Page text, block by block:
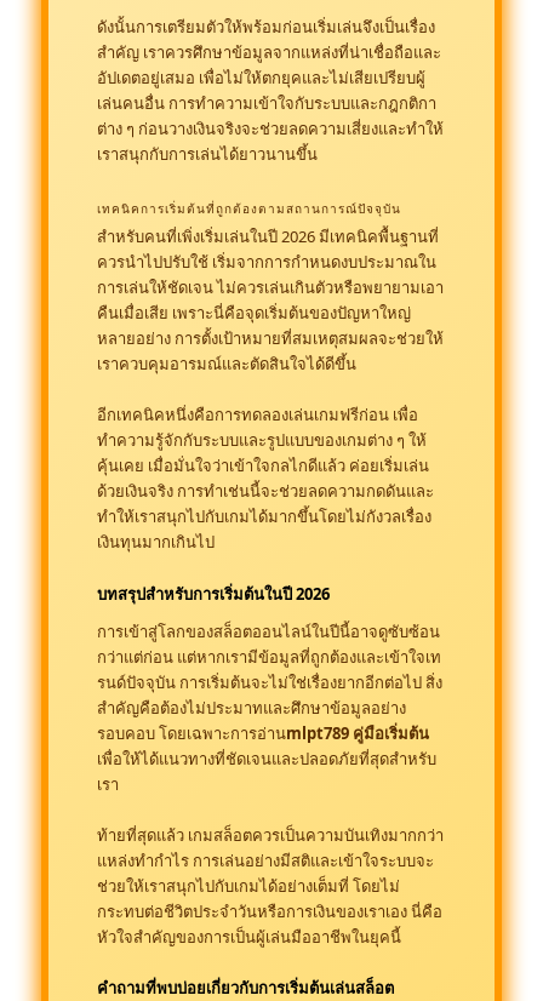
ดังนั้นการเตรียมตัวให้พร้อมก่อนเริ่มเล่นจึงเป็นเรื่อง
สำคัญ เราควรศึกษาข้อมูลจากแหล่งที่น่าเชื่อถือและ
อัปเดตอยู่เสมอ เพื่อไม่ให้ตกยุคและไม่เสียเปรียบผู้
เล่นคนอื่น การทำความเข้าใจกับระบบและกฎกติกา
ต่าง ๆ ก่อนวางเงินจริงจะช่วยลดความเสี่ยงและทำให้
เราสนุกกับการเล่นได้ยาวนานขึ้น
เทคนิคการเริ่มต้นที่ถูกต้องตามสถานการณ์ปัจจุบัน
สำหรับคนที่เพิ่งเริ่มเล่นในปี 2026 มีเทคนิคพื้นฐานที่
ควรนำไปปรับใช้ เริ่มจากการกำหนดงบประมาณใน
การเล่นให้ชัดเจน ไม่ควรเล่นเกินตัวหรือพยายามเอา
คืนเมื่อเสีย เพราะนี่คือจุดเริ่มต้นของปัญหาใหญ่
หลายอย่าง การตั้งเป้าหมายที่สมเหตุสมผลจะช่วยให้
เราควบคุมอารมณ์และตัดสินใจได้ดีขึ้น
อีกเทคนิคหนึ่งคือการทดลองเล่นเกมฟรีก่อน เพื่อ
ทำความรู้จักกับระบบและรูปแบบของเกมต่าง ๆ ให้
คุ้นเคย เมื่อมั่นใจว่าเข้าใจกลไกดีแล้ว ค่อยเริ่มเล่น
ด้วยเงินจริง การทำเช่นนี้จะช่วยลดความกดดันและ
ทำให้เราสนุกไปกับเกมได้มากขึ้นโดยไม่กังวลเรื่อง
เงินทุนมากเกินไป
บทสรุปสำหรับการเริ่มต้นในปี 2026
การเข้าสู่โลกของสล็อตออนไลน์ในปีนี้อาจดูซับซ้อน
กว่าแต่ก่อน แต่หากเรามีข้อมูลที่ถูกต้องและเข้าใจเท
รนด์ปัจจุบัน การเริ่มต้นจะไม่ใช่เรื่องยากอีกต่อไป สิ่ง
สำคัญคือต้องไม่ประมาทและศึกษาข้อมูลอย่าง
รอบคอบ โดยเฉพาะการอ่านmlpt789 คู่มือเริ่มต้น
เพื่อให้ได้แนวทางที่ชัดเจนและปลอดภัยที่สุดสำหรับ
เรา
ท้ายที่สุดแล้ว เกมสล็อตควรเป็นความบันเทิงมากกว่า
แหล่งทำกำไร การเล่นอย่างมีสติและเข้าใจระบบจะ
ช่วยให้เราสนุกไปกับเกมได้อย่างเต็มที่ โดยไม่
กระทบต่อชีวิตประจำวันหรือการเงินของเราเอง นี่คือ
หัวใจสำคัญของการเป็นผู้เล่นมืออาชีพในยุคนี้
คำถามที่พบบ่อยเกี่ยวกับการเริ่มต้นเล่นสล็อต